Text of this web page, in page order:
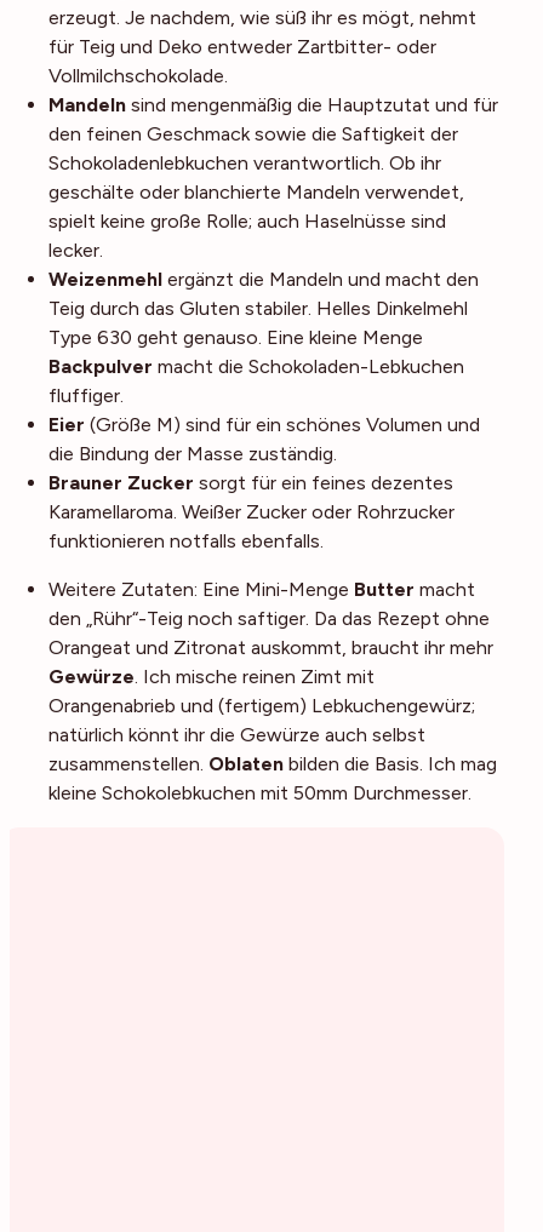
erzeugt. Je nachdem, wie süß ihr es mögt, nehmt
für Teig und Deko entweder Zartbitter- oder
Vollmilchschokolade.
Mandeln sind mengenmäßig die Hauptzutat und für
den feinen Geschmack sowie die Saftigkeit der
Schokoladenlebkuchen verantwortlich. Ob ihr
geschälte oder blanchierte Mandeln verwendet,
spielt keine große Rolle; auch Haselnüsse sind
lecker.
Weizenmehl ergänzt die Mandeln und macht den
Teig durch das Gluten stabiler. Helles Dinkelmehl
Type 630 geht genauso. Eine kleine Menge
Backpulver macht die Schokoladen-Lebkuchen
fluffiger.
Eier (Größe M) sind für ein schönes Volumen und
die Bindung der Masse zuständig.
Brauner Zucker sorgt für ein feines dezentes
Karamellaroma. Weißer Zucker oder Rohrzucker
funktionieren notfalls ebenfalls.
Weitere Zutaten: Eine Mini-Menge Butter macht
den „Rühr“-Teig noch saftiger. Da das Rezept ohne
Orangeat und Zitronat auskommt, braucht ihr mehr
Gewürze. Ich mische reinen Zimt mit
Orangenabrieb und (fertigem) Lebkuchengewürz;
natürlich könnt ihr die Gewürze auch selbst
zusammenstellen. Oblaten bilden die Basis. Ich mag
kleine Schokolebkuchen mit 50mm Durchmesser.